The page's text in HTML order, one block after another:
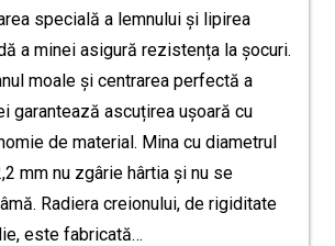
specială a lemnului și lipirea
a minei asigură rezistența la șocuri.
moale și centrarea perfectă a
garantează ascuțirea ușoară cu
de material. Mina cu diametrul
mm nu zgârie hârtia și nu se
Radiera creionului, de rigiditate
este fabricată…